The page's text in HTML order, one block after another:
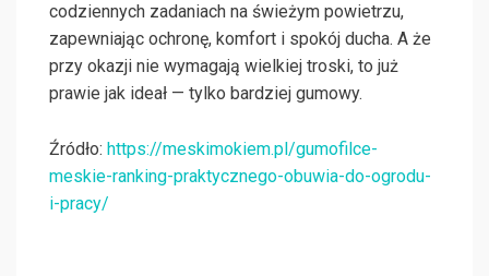
codziennych zadaniach na świeżym powietrzu,
zapewniając ochronę, komfort i spokój ducha. A że
przy okazji nie wymagają wielkiej troski, to już
prawie jak ideał — tylko bardziej gumowy.
Źródło: https://meskimokiem.pl/gumofilce-
meskie-ranking-praktycznego-obuwia-do-ogrodu-
i-pracy/